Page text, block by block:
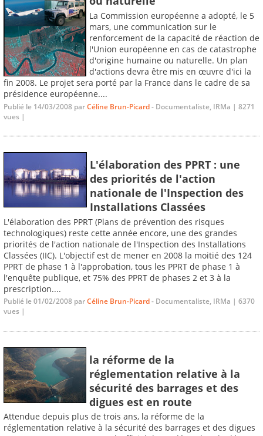
La Commission européenne a adopté, le 5
mars, une communication sur le
renforcement de la capacité de réaction de
l'Union européenne en cas de catastrophe
d'origine humaine ou naturelle. Un plan
d'actions devra être mis en œuvre d'ici la
fin 2008. Le projet sera porté par la France dans le cadre de sa
présidence européenne....
Publié le 14/03/2008 parCéline Brun-Picard- Documentaliste, IRMa | 8271
vues |
L'élaboration des PPRT : une
des priorités de l'action
nationale de l'Inspection des
Installations Classées
L'élaboration des PPRT (Plans de prévention des risques
technologiques) reste cette année encore, une des grandes
priorités de l'action nationale de l'Inspection des Installations
Classées (IIC). L'objectif est de mener en 2008 la moitié des 124
PPRT de phase 1 à l'approbation, tous les PPRT de phase 1 à
l'enquête publique, et 75% des PPRT de phases 2 et 3 à la
prescription....
Publié le 01/02/2008 parCéline Brun-Picard- Documentaliste, IRMa | 6370
vues |
la réforme de la
réglementation relative à la
sécurité des barrages et des
digues est en route
Attendue depuis plus de trois ans, la réforme de la
réglementation relative à la sécurité des barrages et des digues